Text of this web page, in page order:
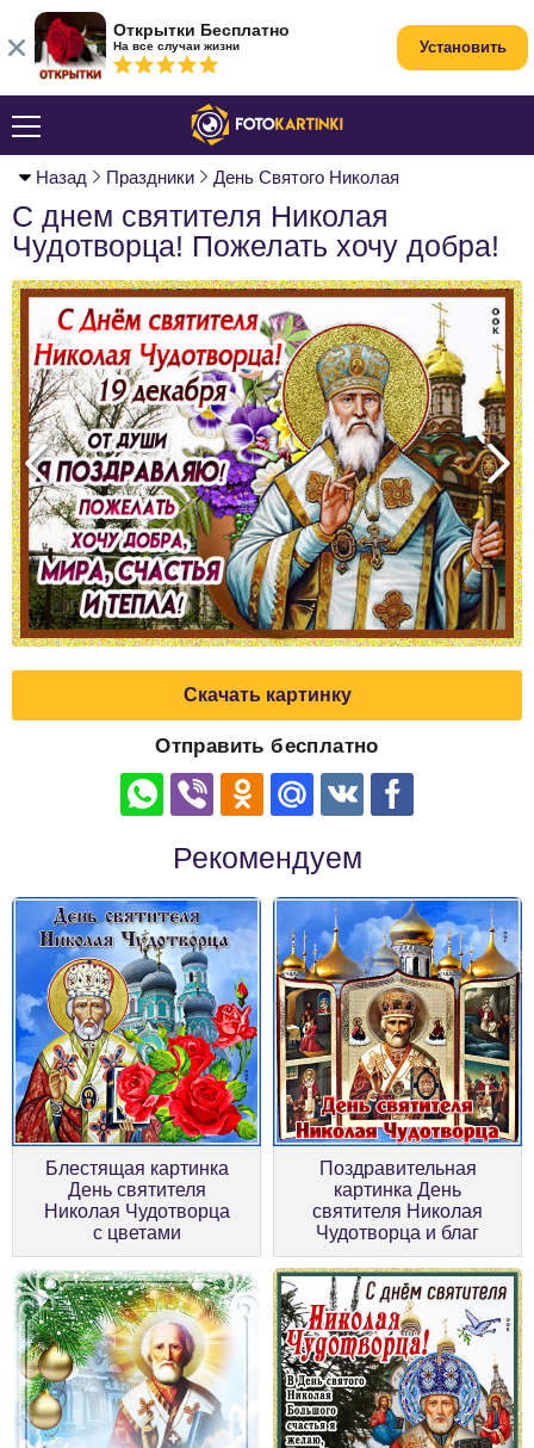
Назад Праздники День Святого Николая
С днем святителя Николая
Чудотворца! Пожелать хочу добра!
Скачать картинку
Отправить бесплатно
Рекомендуем
Блестящая картинка
День святителя
Николая Чудотворца
с цветами
Поздравительная
картинка День
святителя Николая
Чудотворца и благ
Открытки Бесплатно
На все случаи жизни Установить